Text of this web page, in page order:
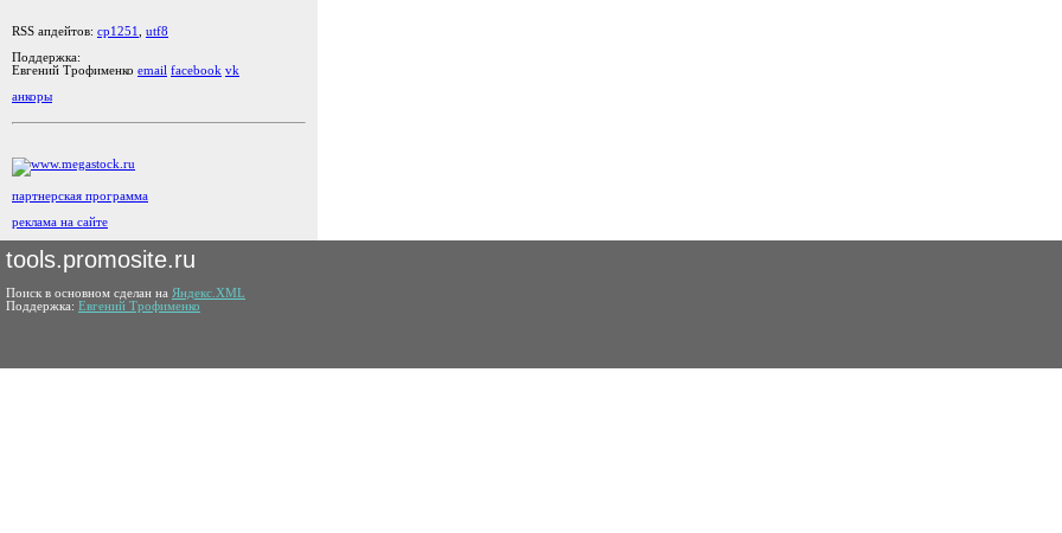
RSS апдейтов: cp1251
utf8
Поддержка:
Евгений Трофименко email facebook vk
анкоры
партнерская программа
реклама на сайте
tools.promosite.ru
Поиск в основном сделан на Яндекс.XML
Поддержка: Евгений Трофименко